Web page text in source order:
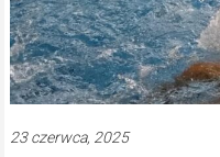
23 czerwca, 2025